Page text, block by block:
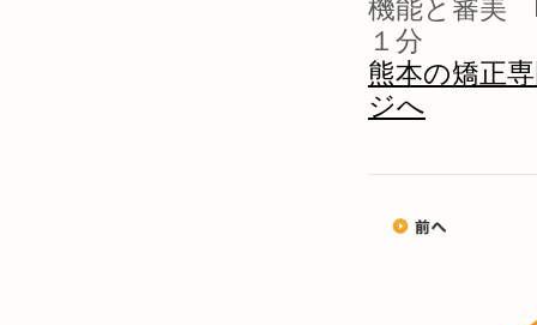
機能と審美
１分
熊本の矯正
ジへ